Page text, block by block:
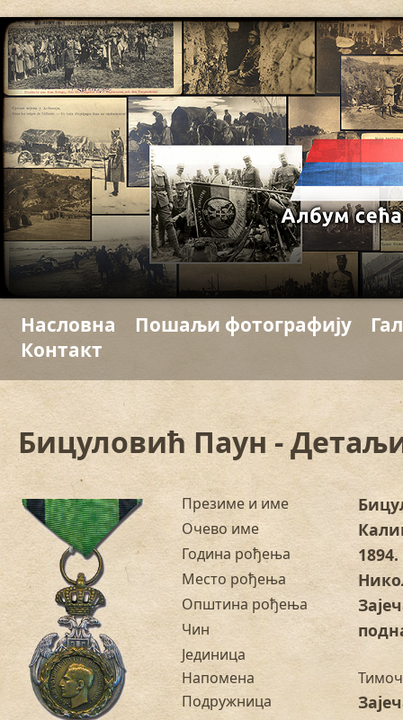
Насловна Пошаљи фотографију
Контакт
Бицуловић Паун -
Презиме и име
Очево име
Година рођења 1894.
Место рођења
Општина рођења
Чин
Јединица
Напомена
Подружница